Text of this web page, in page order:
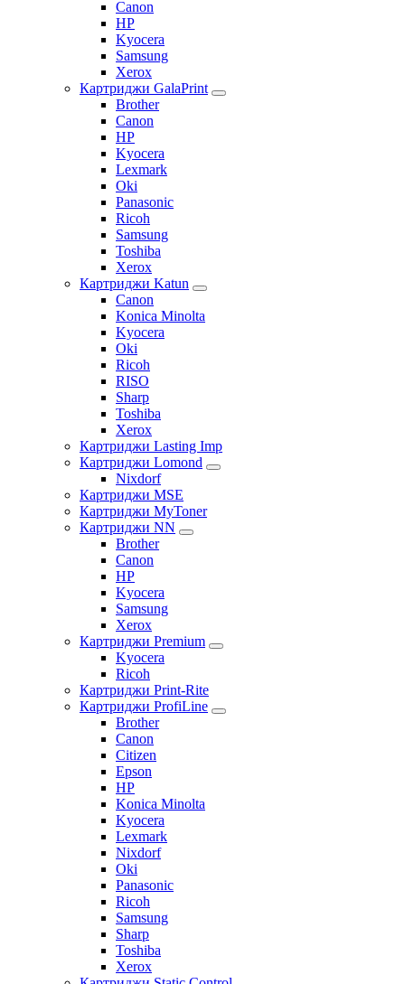
Canon
HP
Kyocera
Samsung
Xerox
Картриджи GalaPrint
Brother
Canon
HP
Kyocera
Lexmark
Oki
Panasonic
Ricoh
Samsung
Toshiba
Xerox
Картриджи Katun
Canon
Konica Minolta
Kyocera
Oki
Ricoh
RISO
Sharp
Toshiba
Xerox
Картриджи Lasting Imp
Картриджи Lomond
Nixdorf
Картриджи MSE
Картриджи MyToner
Картриджи NN
Brother
Canon
HP
Kyocera
Samsung
Xerox
Картриджи Premium
Kyocera
Ricoh
Картриджи Print-Rite
Картриджи ProfiLine
Brother
Canon
Citizen
Epson
HP
Konica Minolta
Kyocera
Lexmark
Nixdorf
Oki
Panasonic
Ricoh
Samsung
Sharp
Toshiba
Xerox